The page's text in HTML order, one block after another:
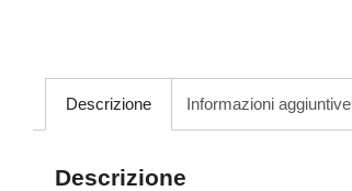
Descrizione Informazioni aggiuntive
Descrizione